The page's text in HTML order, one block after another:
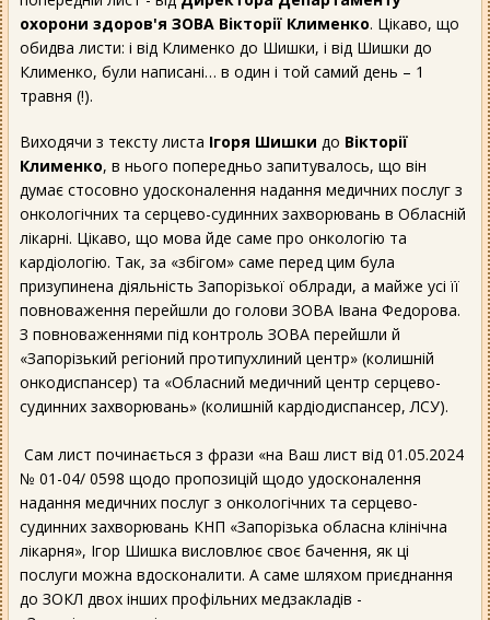
охорони здоров'я ЗОВА Вікторії Клименко. Цікаво, що
обидва листи: і від Клименко до Шишки, і від Шишки до
Клименко, були написані… в один і той самий день – 1
травня (!).
Виходячи з тексту листа Ігоря Шишки до Вікторії
Клименко, в нього попередньо запитувалось, що він
думає стосовно удосконалення надання медичних послуг з
онкологічних та серцево-судинних захворювань в Обласній
лікарні. Цікаво, що мова йде саме про онкологію та
кардіологію. Так, за «збігом» саме перед цим була
призупинена діяльність Запорізької облради, а майже усі її
повноваження перейшли до голови ЗОВА Івана Федорова.
З повноваженнями під контроль ЗОВА перейшли й
«Запорізький регіоний протипухлиний центр» (колишній
онкодиспансер) та «Обласний медичний центр серцево-
судинних захворювань» (колишній кардіодиспансер, ЛСУ).
Сам лист починається з фрази «на Ваш лист від 01.05.2024
№ 01-04/ 0598 щодо пропозицій щодо удосконалення
надання медичних послуг з онкологічних та серцево-
судинних захворювань КНП «Запорізька обласна клінічна
лікарня», Ігор Шишка висловлює своє бачення, як ці
послуги можна вдосконалити. А саме шляхом приєднання
до ЗОКЛ двох інших профільних медзакладів -